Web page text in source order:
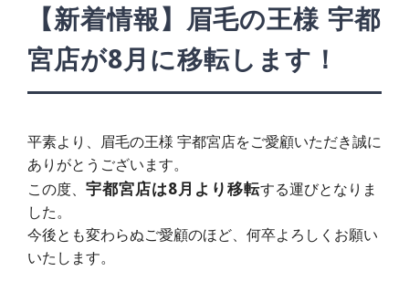
【新着情報】眉毛の王様 宇都
宮店が8月に移転します！
平素より、眉毛の王様 宇都宮店をご愛顧いただき誠に
ありがとうございます。
この度、 宇都宮店は8月より移転する運びとなりま
した。
今後とも変わらぬご愛顧のほど、何卒よろしくお願い
いたします。